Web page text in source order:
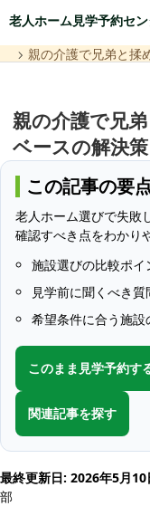
老人ホーム見学予約セ
親の介護で兄弟と揉
親の介護で兄
ベースの解決策
この記事の要
老人ホーム選びで失敗
確認すべき点をわかり
施設選びの比較ポ
見学前に聞くべき
希望条件に合う施
このまま見学予約す
関連記事を探す
最終更新日: 2026年5月10
部